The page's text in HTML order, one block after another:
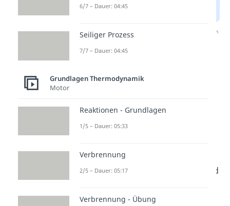
Nach Beantwortung speichern wir deine Antwort, um
Studyflix zu verbessern. Mehr dazu erfährst du in
unserer
Thermodynamik
Die freie Enthalpie oder Gibbs-
Thermodynamik und ist eine
wichtige Größe für chemische und
Thermodynamik beschäftigt,
6/7 – Dauer: 04:45
Seiliger Prozess
7/7 – Dauer: 04:45
Grundlagen Thermodynamik
Motor
Reaktionen - Grundlagen
1/5 – Dauer: 05:33
Verbrennung
2/5 – Dauer: 05:17
Verbrennung - Übung